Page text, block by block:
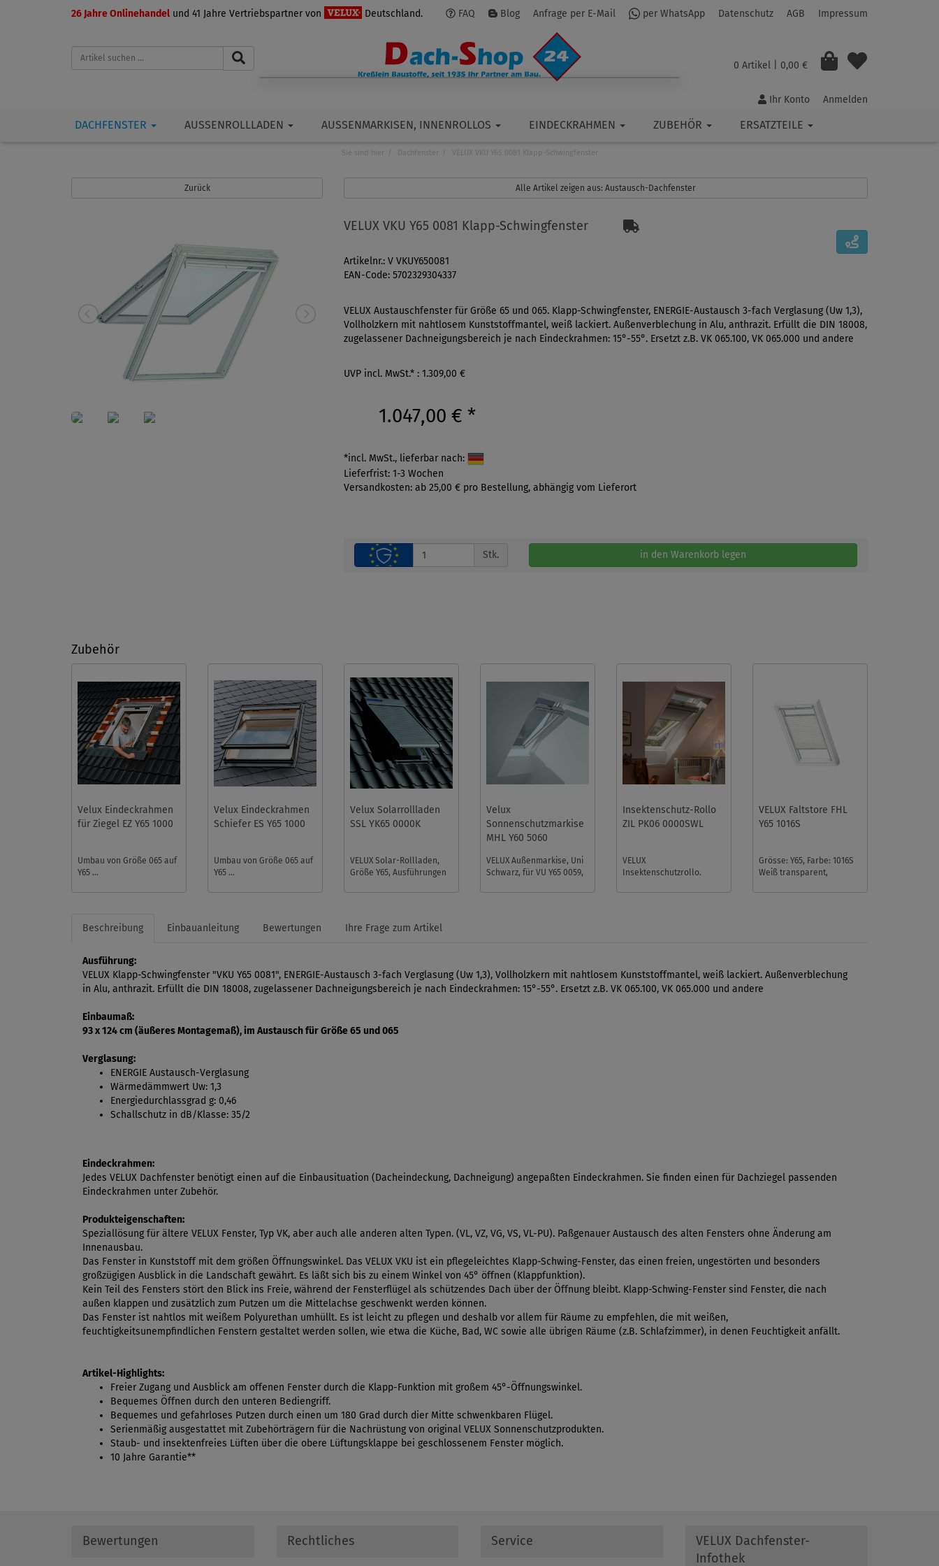
26 Jahre Onlinehandel und 41 Jahre Vertriebspartner von Deutschland. FAQ Blog Anfrage per E-Mail per WhatsApp Datenschutz AGB Impressum
0 Artikel | 0,00 €
Ihr Konto Anmelden
DACHFENSTER AUSSENROLLLADEN AUSSENMARKISEN, INNENROLLOS EINDECKRAHMEN ZUBEHÖR ERSATZTEILE
Sie sind hier Dachfenster VELUX VKU Y65 0081 Klapp-Schwingfenster
Zurück Alle Artikel zeigen aus: Austausch-Dachfenster
VELUX VKU Y65 0081 Klapp-Schwingfenster
Artikelnr.: V VKUY650081
EAN-Code: 5702329304337
VELUX Austauschfenster für Größe 65 und 065. Klapp-Schwingfenster, ENERGIE-Austausch 3-fach Verglasung (Uw 1,3),
Vollholzkern mit nahtlosem Kunststoffmantel, weiß lackiert. Außenverblechung in Alu, anthrazit. Erfüllt die DIN 18008,
zugelassener Dachneigungsbereich je nach Eindeckrahmen: 15°-55°. Ersetzt z.B. VK 065.100, VK 065.000 und andere
UVP incl. MwSt.* : 1.309,00 €
1.047,00 € *
*incl. MwSt., lieferbar nach:
Lieferfrist: 1-3 Wochen
Versandkosten: ab 25,00 € pro Bestellung, abhängig vom Lieferort
Stk. in den Warenkorb legen
Zubehör
Velux Eindeckrahmen
für Ziegel EZ Y65 1000
Umbau von Größe 065 auf
Y65 ...
Velux Eindeckrahmen
Schiefer ES Y65 1000
Umbau von Größe 065 auf
Y65 ...
Velux Solarrollladen
SSL YK65 0000K
VELUX Solar-Rollladen,
Größe Y65, Ausführungen
Ausführung 0000K hat
Velux
Sonnenschutzmarkise
MHL Y60 5060
VELUX Außenmarkise, Uni
Schwarz, für VU Y65 0059,
VKU Y67 0059, VU Y65 ...
Insektenschutz-Rollo
ZIL PK06 0000SWL
VELUX
Insektenschutzrollo.
200 cm. Die Länge ist
VELUX Faltstore FHL
Y65 1016S
Grösse: Y65, Farbe: 1016S
Weiß transparent,
Beschreibung Einbauanleitung Bewertungen Ihre Frage zum Artikel
Ausführung:
VELUX Klapp-Schwingfenster "VKU Y65 0081", ENERGIE-Austausch 3-fach Verglasung (Uw 1,3), Vollholzkern mit nahtlosem Kunststoffmantel, weiß lackiert. Außenverblechung
in Alu, anthrazit. Erfüllt die DIN 18008, zugelassener Dachneigungsbereich je nach Eindeckrahmen: 15°-55°. Ersetzt z.B. VK 065.100, VK 065.000 und andere
Einbaumaß:
93 x 124 cm (äußeres Montagemaß), im Austausch für Größe 65 und 065
Verglasung:
ENERGIE Austausch-Verglasung
Wärmedämmwert Uw: 1,3
Energiedurchlassgrad g: 0,46
Schallschutz in dB/Klasse: 35/2
Eindeckrahmen:
Jedes VELUX Dachfenster benötigt einen auf die Einbausituation (Dacheindeckung, Dachneigung) angepaßten Eindeckrahmen. Sie finden einen für Dachziegel passenden
Eindeckrahmen unter Zubehör.
Produkteigenschaften:
Speziallösung für ältere VELUX Fenster, Typ VK, aber auch alle anderen alten Typen. (VL, VZ, VG, VS, VL-PU). Paßgenauer Austausch des alten Fensters ohne Änderung am
Innenausbau.
Das Fenster in Kunststoff mit dem größen Öffnungswinkel. Das VELUX VKU ist ein pflegeleichtes Klapp-Schwing-Fenster, das einen freien, ungestörten und besonders
großzügigen Ausblick in die Landschaft gewährt. Es läßt sich bis zu einem Winkel von 45° öffnen (Klappfunktion).
Kein Teil des Fensters stört den Blick ins Freie, während der Fensterflügel als schützendes Dach über der Öffnung bleibt. Klapp-Schwing-Fenster sind Fenster, die nach
außen klappen und zusätzlich zum Putzen um die Mittelachse geschwenkt werden können.
Das Fenster ist nahtlos mit weißem Polyurethan umhüllt. Es ist leicht zu pflegen und deshalb vor allem für Räume zu empfehlen, die mit weißen,
feuchtigkeitsunempfindlichen Fenstern gestaltet werden sollen, wie etwa die Küche, Bad, WC sowie alle übrigen Räume (z.B. Schlafzimmer), in denen Feuchtigkeit anfällt.
Artikel-Highlights:
Freier Zugang und Ausblick am offenen Fenster durch die Klapp-Funktion mit großem 45°-Öffnungswinkel.
Bequemes Öffnen durch den unteren Bediengriff.
Bequemes und gefahrloses Putzen durch einen um 180 Grad durch dier Mitte schwenkbaren Flügel.
Serienmäßig ausgestattet mit Zubehörträgern für die Nachrüstung von original VELUX Sonnenschutzprodukten.
Staub- und insektenfreies Lüften über die obere Lüftungsklappe bei geschlossenem Fenster möglich.
10 Jahre Garantie**
Bewertungen Rechtliches Service
VELUX Dachfenster-
Infothek